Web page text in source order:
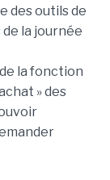
des outils de
la journée
la fonction
» des